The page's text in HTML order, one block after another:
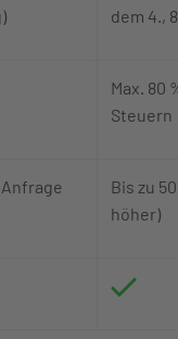
dem 4.,
Max. 80
Steuern
Bis zu
höher)